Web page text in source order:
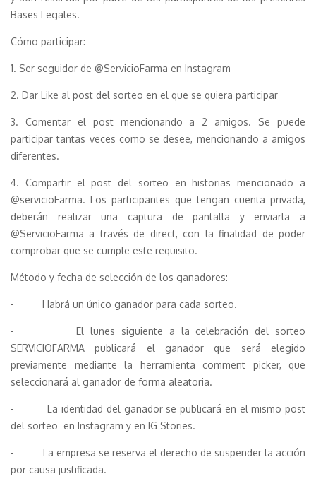
Bases Legales.
Cómo participar:
1. Ser seguidor de @ServicioFarma en Instagram
2. Dar Like al post del sorteo en el que se quiera participar
3. Comentar el post mencionando a 2 amigos. Se puede
participar tantas veces como se desee, mencionando a amigos
diferentes.
4. Compartir el post del sorteo en historias mencionado a
@servicioFarma. Los participantes que tengan cuenta privada,
deberán realizar una captura de pantalla y enviarla a
@ServicioFarma a través de direct, con la finalidad de poder
comprobar que se cumple este requisito.
Método y fecha de selección de los ganadores:
- Habrá un único ganador para cada sorteo.
- El lunes siguiente a la celebración del sorteo
SERVICIOFARMA publicará el ganador que será elegido
previamente mediante la herramienta comment picker, que
seleccionará al ganador de forma aleatoria.
- La identidad del ganador se publicará en el mismo post
del sorteo en Instagram y en IG Stories.
- La empresa se reserva el derecho de suspender la acción
por causa justificada.